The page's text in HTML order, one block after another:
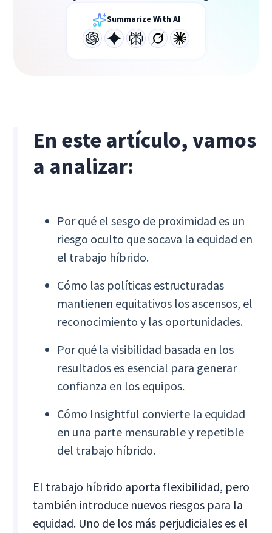
Summarize With AI
En este artículo, vamos
a analizar:
Por qué el sesgo de proximidad es un
riesgo oculto que socava la equidad en
el trabajo híbrido.
Cómo las políticas estructuradas
mantienen equitativos los ascensos, el
reconocimiento y las oportunidades.
Por qué la visibilidad basada en los
resultados es esencial para generar
confianza en los equipos.
Cómo Insightful convierte la equidad
en una parte mensurable y repetible
del trabajo híbrido.
El trabajo híbrido aporta flexibilidad, pero
también introduce nuevos riesgos para la
equidad. Uno de los más perjudiciales es el